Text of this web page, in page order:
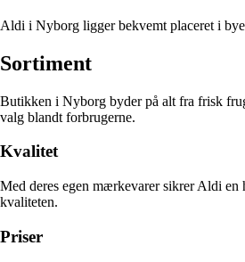
Aldi i Nyborg ligger bekvemt placeret i
Sortiment
Butikken i Nyborg byder på alt fra frisk
valg blandt forbrugerne.
Kvalitet
Med deres egen mærkevarer sikrer Aldi en
kvaliteten.
Priser